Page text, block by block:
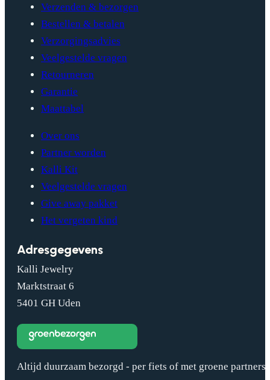
Verzenden & bezorgen
Bestellen & betalen
Verzorgingsadvies
Veelgestelde vragen
Retourneren
Garantie
Maattabel
Over ons
Partner worden
Kalli Kit
Veelgestelde vragen
Give away pakket
Het vergeten kind
Adresgegevens
Kalli Jewelry
Marktstraat 6
5401 GH Uden
Altijd duurzaam bezorgd - per fiets of met groene partners